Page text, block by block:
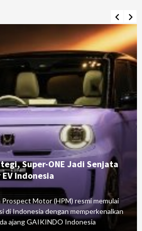
Super-ONE Jadi Senjata
Indonesia
Prospect Motor (HPM) resmi memulai
di Indonesia dengan memperkenalkan
ajang GAIKINDO Indonesia